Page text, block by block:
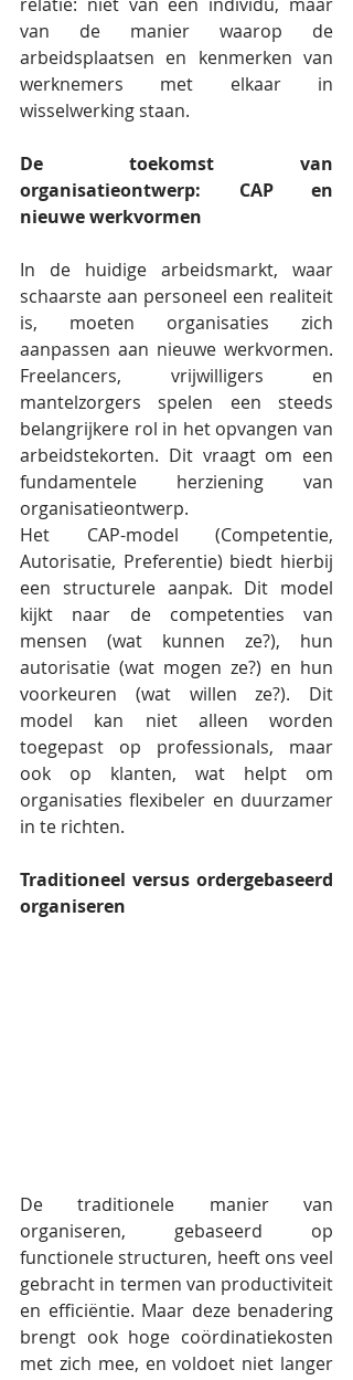
van de manier waarop de
arbeidsplaatsen en kenmerken van
werknemers met elkaar in
wisselwerking staan.
De toekomst van
organisatieontwerp: CAP en
nieuwe werkvormen
In de huidige arbeidsmarkt, waar
schaarste aan personeel een realiteit
is, moeten organisaties zich
aanpassen aan nieuwe werkvormen.
Freelancers, vrijwilligers en
mantelzorgers spelen een steeds
belangrijkere rol in het opvangen van
arbeidstekorten. Dit vraagt om een
fundamentele herziening van
organisatieontwerp.
Het CAP-model (Competentie,
Autorisatie, Preferentie) biedt hierbij
een structurele aanpak. Dit model
kijkt naar de competenties van
mensen (wat kunnen ze?), hun
autorisatie (wat mogen ze?) en hun
voorkeuren (wat willen ze?). Dit
model kan niet alleen worden
toegepast op professionals, maar
ook op klanten, wat helpt om
organisaties flexibeler en duurzamer
in te richten.
Traditioneel versus ordergebaseerd
organiseren
De traditionele manier van
organiseren, gebaseerd op
functionele structuren, heeft ons veel
gebracht in termen van productiviteit
en efficiëntie. Maar deze benadering
brengt ook hoge coördinatiekosten
met zich mee, en voldoet niet langer